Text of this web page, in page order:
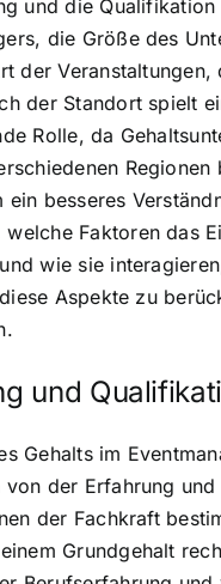
und die Qualifikation
die Größe des
der Veranstaltungen,
der Standort spielt
Rolle, da
Regionen
ein besseres
welche Faktoren das
wie sie
Aspekte zu
und
Gehalts im
von der Erfahrung und
der Fachkraft
Grundgehalt